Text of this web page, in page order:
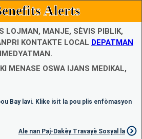
Alerts
LOJMAN, MANJE, SÈVIS PIBLIK,
KONTAKTE LOCAL DEPATMAN
IMEDYATMAN.
MENASE OSWA IJANS MEDIKAL,
Bay lavi. Klike isit la pou plis enfòmasyon
Ale nan Paj-Dakèy Travayè Sosyal la